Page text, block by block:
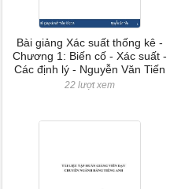
Bài giảng Xác suất thống kê -
Chương 1: Biến cố - Xác suất -
Các định lý - Nguyễn Văn Tiến
22 lượt xem